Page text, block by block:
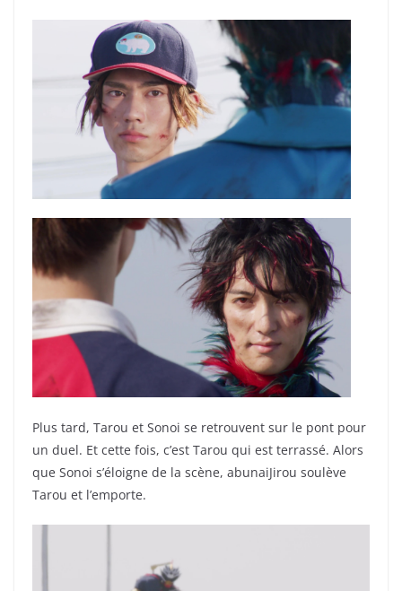
Plus tard, Tarou et Sonoi se retrouvent sur le pont pour
un duel. Et cette fois, c’est Tarou qui est terrassé. Alors
que Sonoi s’éloigne de la scène, abunaiJirou soulève
Tarou et l’emporte.